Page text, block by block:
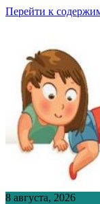
Перейти к
8 августа, 2026